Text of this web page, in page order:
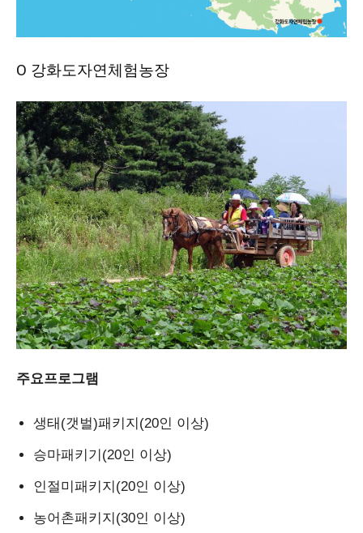
Ο 강화도자연체험농장
주요프로그램
생태(갯벌)패키지(20인 이상)
승마패키기(20인 이상)
인절미패키지(20인 이상)
농어촌패키지(30인 이상)